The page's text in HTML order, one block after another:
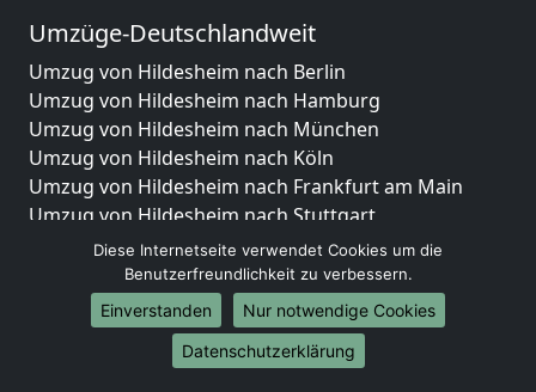
Umzüge-Deutschlandweit
Umzug von Hildesheim nach Berlin
Umzug von Hildesheim nach Hamburg
Umzug von Hildesheim nach München
Umzug von Hildesheim nach Köln
Umzug von Hildesheim nach Frankfurt am Main
Umzug von Hildesheim nach Stuttgart
Umzug von Hildesheim nach Düsseldorf
Umzug von Hildesheim nach Leipzig
Umzug von Hildesheim nach Dortmund
Umzug von Hildesheim nach Essen
Umzug von Hildesheim nach Bremen
Diese Internetseite verwendet Cookies um die
Benutzerfreundlichkeit zu verbessern.
Einverstanden
Nur notwendige Cookies
Datenschutzerklärung